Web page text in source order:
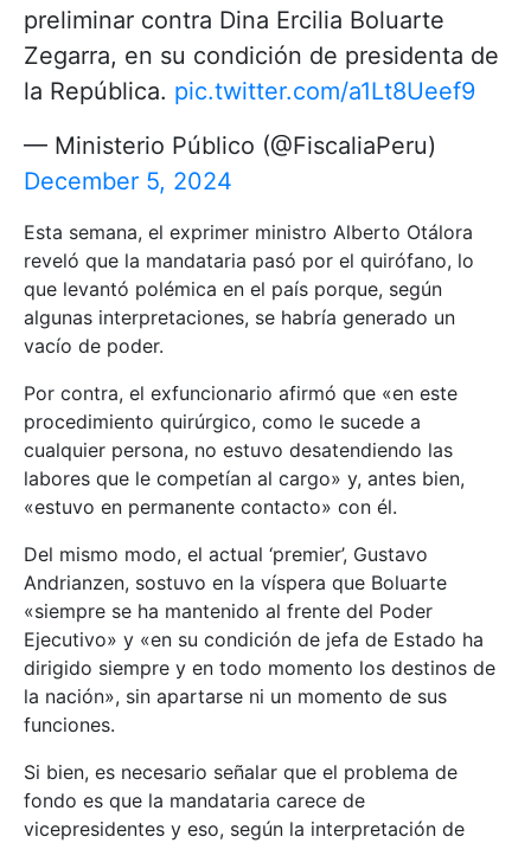
preliminar contra Dina Ercilia Boluarte
Zegarra, en su condición de presidenta de
la República. pic.twitter.com/a1Lt8Ueef9
— Ministerio Público (@FiscaliaPeru)
December 5, 2024
Esta semana, el exprimer ministro Alberto Otálora
reveló que la mandataria pasó por el quirófano, lo
que levantó polémica en el país porque, según
algunas interpretaciones, se habría generado un
vacío de poder.
Por contra, el exfuncionario afirmó que «en este
procedimiento quirúrgico, como le sucede a
cualquier persona, no estuvo desatendiendo las
labores que le competían al cargo» y, antes bien,
«estuvo en permanente contacto» con él.
Del mismo modo, el actual ‘premier’, Gustavo
Andrianzen, sostuvo en la víspera que Boluarte
«siempre se ha mantenido al frente del Poder
Ejecutivo» y «en su condición de jefa de Estado ha
dirigido siempre y en todo momento los destinos de
la nación», sin apartarse ni un momento de sus
funciones.
Si bien, es necesario señalar que el problema de
fondo es que la mandataria carece de
vicepresidentes y eso, según la interpretación de